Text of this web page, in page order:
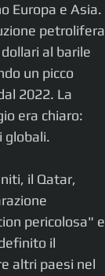
Europa e Asia.
petrolifera
al barile
un picco
2022. La
era chiaro:
globali.
il Qatar,
pericolosa" e
il
altri paesi nel